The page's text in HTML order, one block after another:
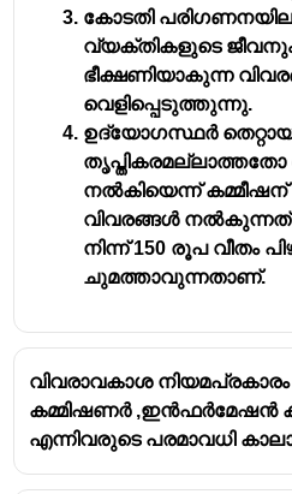
കോടതി
വ്യക്തികളുടെ
ഭീക്ഷണിയാകുന്ന
വെളിപ്പെടുത്തുന്നു.
ഉദ്യോഗസ്ഥർ
നൽകിയെന്ന്
വിവരങ്ങൾ
നിന്ന് 150 രൂപ വീതം
ചുമത്താവുന്നതാണ്.
വിവരാവകാശ
കമ്മിഷണർ ,ഇൻഫർമേഷൻ
എന്നിവരുടെ പരമാവധി